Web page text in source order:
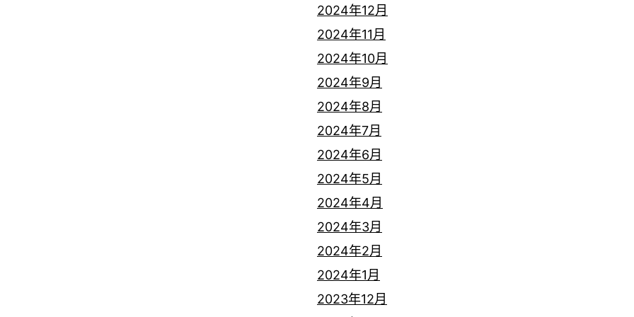
2024年12月
2024年11月
2024年10月
2024年9月
2024年8月
2024年7月
2024年6月
2024年5月
2024年4月
2024年3月
2024年2月
2024年1月
2023年12月